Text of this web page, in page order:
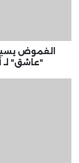
أحمد
الغموض
"عاشق" لـ